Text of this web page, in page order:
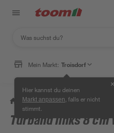
Mein Markt: Troisdorf
Hier kannst du deinen
Markt anpassen , falls er nicht
stimmt.
✕
/ Werkstatt & Maschinen /
Türband links 8